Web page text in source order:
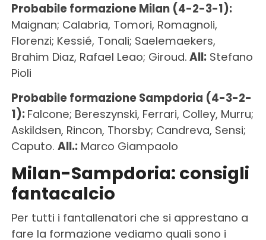
Probabile formazione Milan (4-2-3-1):
Maignan; Calabria, Tomori, Romagnoli,
Florenzi; Kessié, Tonali; Saelemaekers,
Brahim Diaz, Rafael Leao; Giroud. All:Stefano
Pioli
Probabile formazione Sampdoria (4-3-2-
1): Falcone; Bereszynski, Ferrari, Colley, Murru;
Askildsen, Rincon, Thorsby; Candreva, Sensi;
Caputo. All.:Marco Giampaolo
Milan-Sampdoria: consigli
fantacalcio
Per tutti i fantallenatori che si apprestano a
fare la formazione vediamo quali sono i